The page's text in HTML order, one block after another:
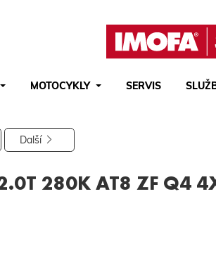
MOTOCYKLY SERVIS
Další
280K AT8 ZF Q4